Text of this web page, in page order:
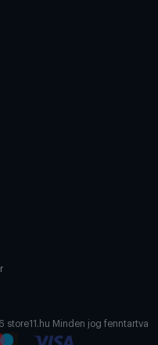
Minden jog fenntartva